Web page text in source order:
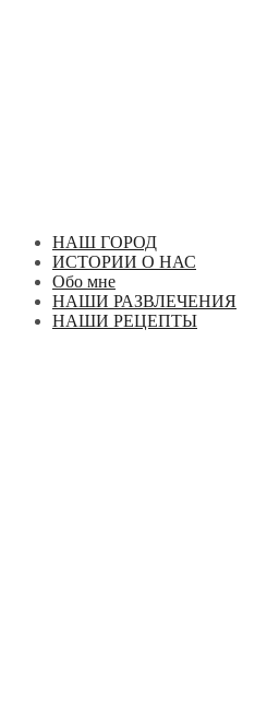
НАШ ГОРОД
ИСТОРИИ О НАС
Обо мне
НАШИ РАЗВЛЕЧЕНИЯ
НАШИ РЕЦЕПТЫ